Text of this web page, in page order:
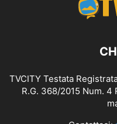
TVCITY Testata
R.G. 368/2015 Num. 4